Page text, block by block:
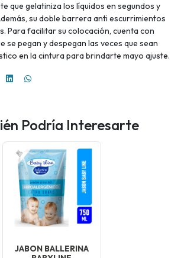
que gelatiniza los líquidos en segundos y
su doble barrera anti escurrimientos
Para facilitar su colocación, cuenta con
se pegan y despegan las veces que sean
en la cintura para brindarte mayo ajuste.
Podría Interesarte
JABON BALLERINA